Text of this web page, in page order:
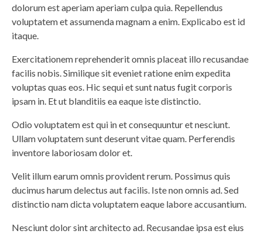
dolorum est aperiam aperiam culpa quia. Repellendus
voluptatem et assumenda magnam a enim. Explicabo est id
itaque.
Exercitationem reprehenderit omnis placeat illo recusandae
facilis nobis. Similique sit eveniet ratione enim expedita
voluptas quas eos. Hic sequi et sunt natus fugit corporis
ipsam in. Et ut blanditiis ea eaque iste distinctio.
Odio voluptatem est qui in et consequuntur et nesciunt.
Ullam voluptatem sunt deserunt vitae quam. Perferendis
inventore laboriosam dolor et.
Velit illum earum omnis provident rerum. Possimus quis
ducimus harum delectus aut facilis. Iste non omnis ad. Sed
distinctio nam dicta voluptatem eaque labore accusantium.
Nesciunt dolor sint architecto ad. Recusandae ipsa est eius